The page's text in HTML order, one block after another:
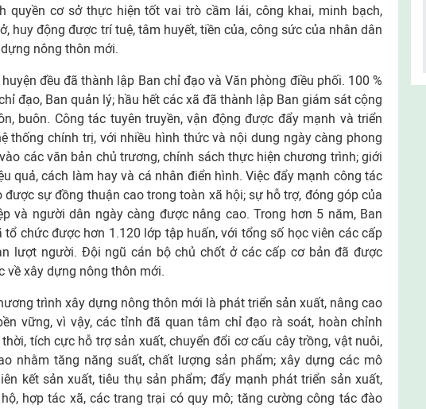
quyền cơ sở thực hiện tốt vai trò cầm lái, công khai, minh bạch,
huy động được trí tuệ, tâm huyết, tiền của, công sức của nhân dân
nông thôn mới.
đều đã thành lập Ban chỉ đạo và Văn phòng điều phối. 100 %
đạo, Ban quản lý; hầu hết các xã đã thành lập Ban giám sát cộng
buôn. Công tác tuyên truyền, vận động được đẩy mạnh và triển
thống chính trị, với nhiều hình thức và nội dung ngày càng phong
các văn bản chủ trương, chính sách thực hiện chương trình; giới
quả, cách làm hay và cá nhân điển hình. Việc đẩy mạnh công tác
được sự đồng thuận cao trong toàn xã hội; sự hỗ trợ, đóng góp của
và người dân ngày càng được nâng cao. Trong hơn 5 năm, Ban
tổ chức được hơn 1.120 lớp tập huấn, với tổng số học viên các cấp
lượt người. Đội ngũ cán bộ chủ chốt ở các cấp cơ bản đã được
về xây dựng nông thôn mới.
trình xây dựng nông thôn mới là phát triển sản xuất, nâng cao
vững, vì vậy, các tỉnh đã quan tâm chỉ đạo rà soát, hoàn chỉnh
tích cực hỗ trợ sản xuất, chuyển đổi cơ cấu cây trồng, vật nuôi,
nhằm tăng năng suất, chất lượng sản phẩm; xây dựng các mô
kết sản xuất, tiêu thụ sản phẩm; đẩy mạnh phát triển sản xuất,
hợp tác xã, các trang trại có quy mô; tăng cường công tác đào